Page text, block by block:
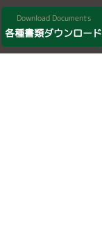
Download Documents
各種書類ダウンロード